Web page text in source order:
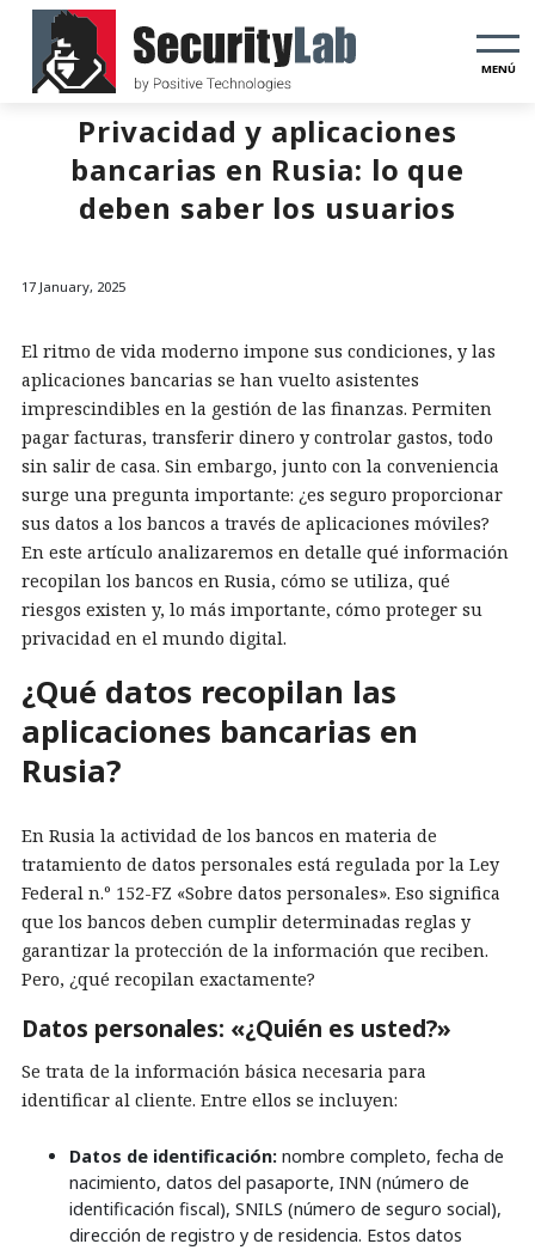
MENÚ
Privacidad y aplicaciones
bancarias en Rusia: lo que
deben saber los usuarios
17 January, 2025
El ritmo de vida moderno impone sus condiciones, y las
aplicaciones bancarias se han vuelto asistentes
imprescindibles en la gestión de las finanzas. Permiten
pagar facturas, transferir dinero y controlar gastos, todo
sin salir de casa. Sin embargo, junto con la conveniencia
surge una pregunta importante: ¿es seguro proporcionar
sus datos a los bancos a través de aplicaciones móviles?
En este artículo analizaremos en detalle qué información
recopilan los bancos en Rusia, cómo se utiliza, qué
riesgos existen y, lo más importante, cómo proteger su
privacidad en el mundo digital.
¿Qué datos recopilan las
aplicaciones bancarias en
Rusia?
En Rusia la actividad de los bancos en materia de
tratamiento de datos personales está regulada por la Ley
Federal n.º 152-FZ «Sobre datos personales». Eso significa
que los bancos deben cumplir determinadas reglas y
garantizar la protección de la información que reciben.
Pero, ¿qué recopilan exactamente?
Datos personales: «¿Quién es usted?»
Se trata de la información básica necesaria para
identificar al cliente. Entre ellos se incluyen:
Datos de identificación: nombre completo, fecha de
nacimiento, datos del pasaporte, INN (número de
identificación fiscal), SNILS (número de seguro social),
dirección de registro y de residencia. Estos datos